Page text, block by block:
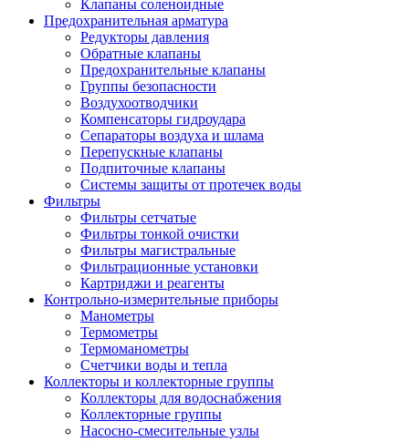
Клапаны соленоидные
Предохранительная арматура
Редукторы давления
Обратные клапаны
Предохранительные клапаны
Группы безопасности
Воздухоотводчики
Компенсаторы гидроудара
Сепараторы воздуха и шлама
Перепускные клапаны
Подпиточные клапаны
Системы защиты от протечек воды
Фильтры
Фильтры сетчатые
Фильтры тонкой очистки
Фильтры магистральные
Фильтрационные установки
Картриджи и реагенты
Контрольно-измерительные приборы
Манометры
Термометры
Термоманометры
Счетчики воды и тепла
Коллекторы и коллекторные группы
Коллекторы для водоснабжения
Коллекторные группы
Насосно-смесительные узлы